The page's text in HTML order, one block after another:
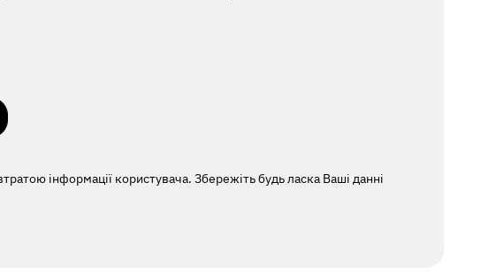
інформації користувача. Збережіть будь ласка Ваші данні